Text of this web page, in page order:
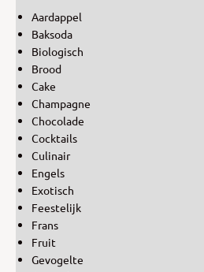
Aardappel
Baksoda
Biologisch
Brood
Cake
Champagne
Chocolade
Cocktails
Culinair
Engels
Exotisch
Feestelijk
Frans
Fruit
Gevogelte